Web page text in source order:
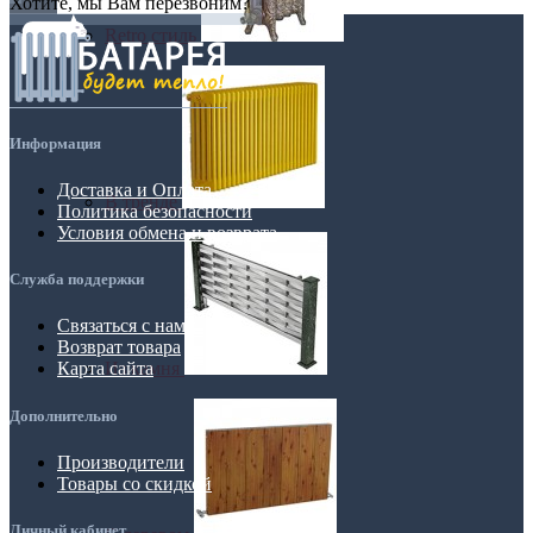
В тренде
Из камня
Информация
Доставка и Оплата
Политика безопасности
Условия обмена и возврата
Служба поддержки
Связаться с нами
Возврат товара
Карта сайта
Дополнительно
Производители
Товары со скидкой